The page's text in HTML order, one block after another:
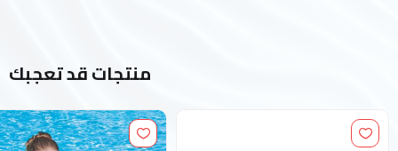
منتجات قد تعجبك